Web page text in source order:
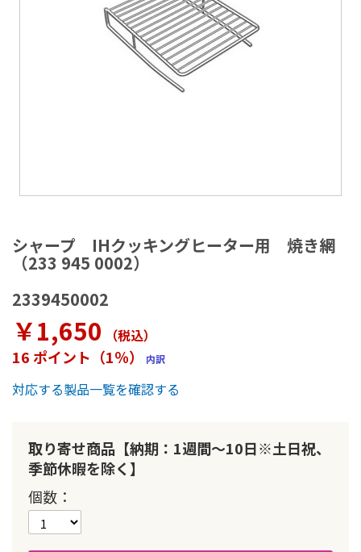
シャープ IHクッキングヒーター用 焼き網
（233 945 0002）
2339450002
￥1,650 （税込）
16 ポイント（1％） 内訳
対応する製品一覧を確認する
取り寄せ商品【納期：1週間～10日※土日祝、
季節休暇を除く】
個数
メ
ー
ジ
ャ
リ
ー
の
最
初
動
す
る